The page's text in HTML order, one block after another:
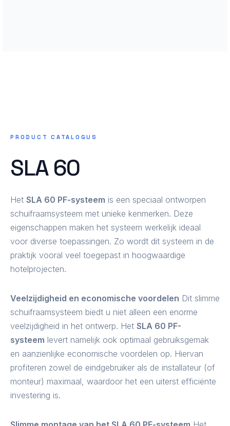
PRODUCT CATALOGUS
SLA 60
Het SLA 60 PF-systeem is een speciaal ontworpen
schuifraamsysteem met unieke kenmerken. Deze
eigenschappen maken het systeem werkelijk ideaal
voor diverse toepassingen. Zo wordt dit systeem in de
praktijk vooral veel toegepast in hoogwaardige
hotelprojecten.
Veelzijdigheid en economische voordelen Dit slimme
schuifraamsysteem biedt u niet alleen een enorme
veelzijdigheid in het ontwerp. Het SLA 60 PF-
systeem levert namelijk ook optimaal gebruiksgemak
en aanzienlijke economische voordelen op. Hiervan
profiteren zowel de eindgebruiker als de installateur (of
monteur) maximaal, waardoor het een uiterst efficiënte
investering is.